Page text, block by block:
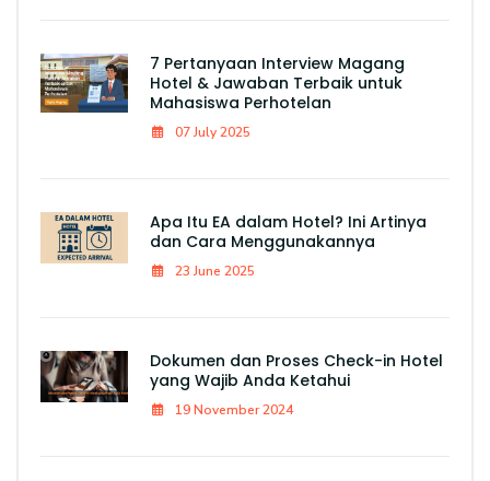
7 Pertanyaan Interview Magang
Hotel & Jawaban Terbaik untuk
Mahasiswa Perhotelan
07 July 2025
Apa Itu EA dalam Hotel? Ini Artinya
dan Cara Menggunakannya
23 June 2025
Dokumen dan Proses Check-in Hotel
yang Wajib Anda Ketahui
19 November 2024